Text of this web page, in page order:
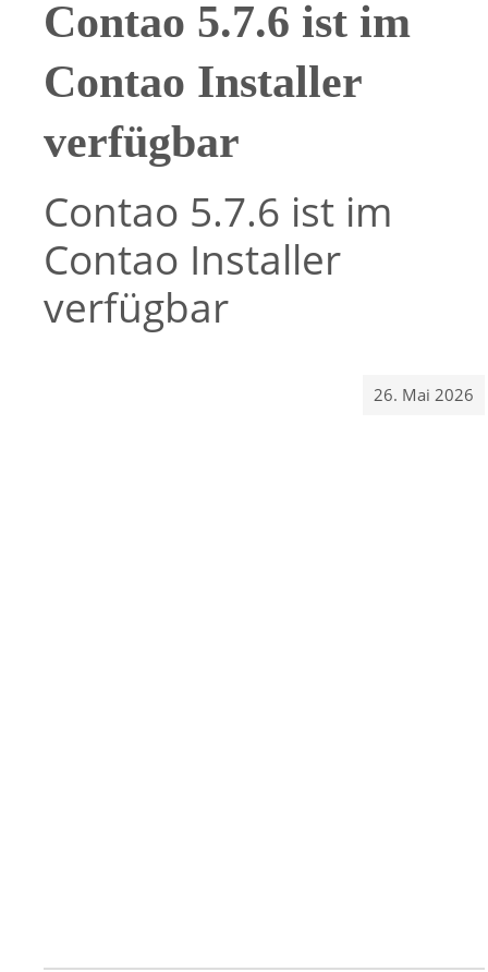
Contao 5.7.6 ist im
Contao Installer
verfügbar
Contao 5.7.6 ist im
Contao Installer
verfügbar
26. Mai 2026